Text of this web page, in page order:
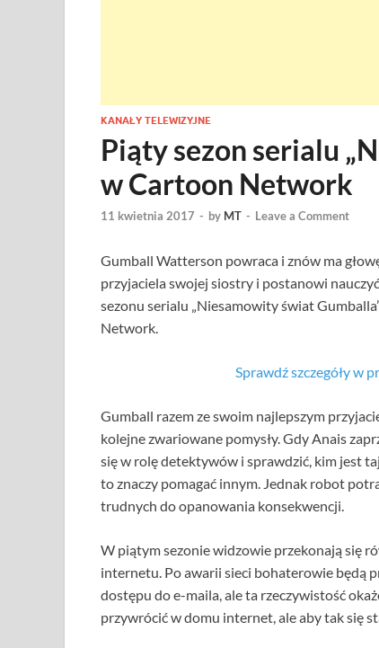
KANAŁY TELEWIZYJNE
Piąty sezon serialu
w Cartoon Network
11 kwietnia 2017 - by MT - Leave a Comment
Gumball Watterson powraca i znów ma
przyjaciela swojej siostry i postanowi
sezonu serialu „Niesamowity świat
Network.
Sprawdź szczegóły w
Gumball razem ze swoim najlepszym
kolejne zwariowane pomysły. Gdy Anais
się w rolę detektywów i sprawdzić, kim jest
to znaczy pomagać innym. Jednak robot
trudnych do opanowania konsekwencji.
W piątym sezonie widzowie przekonają się
internetu. Po awarii sieci bohaterowie będą
dostępu do e-maila, ale ta rzeczywistość
przywrócić w domu internet, ale aby tak się